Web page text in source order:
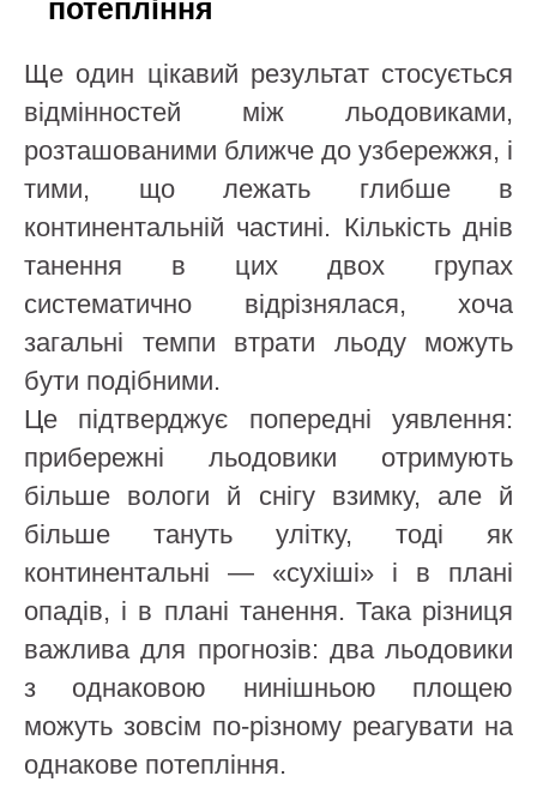
потепління
Ще один цікавий результат стосується
відмінностей між льодовиками,
розташованими ближче до узбережжя, і
тими, що лежать глибше в
континентальній частині. Кількість днів
танення в цих двох групах
систематично відрізнялася, хоча
загальні темпи втрати льоду можуть
бути подібними.
Це підтверджує попередні уявлення:
прибережні льодовики отримують
більше вологи й снігу взимку, але й
більше тануть улітку, тоді як
континентальні — «сухіші» і в плані
опадів, і в плані танення. Така різниця
важлива для прогнозів: два льодовики
з однаковою нинішньою площею
можуть зовсім по‑різному реагувати на
однакове потепління.